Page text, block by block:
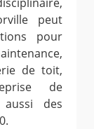
peut
pour
de toit,
de
des